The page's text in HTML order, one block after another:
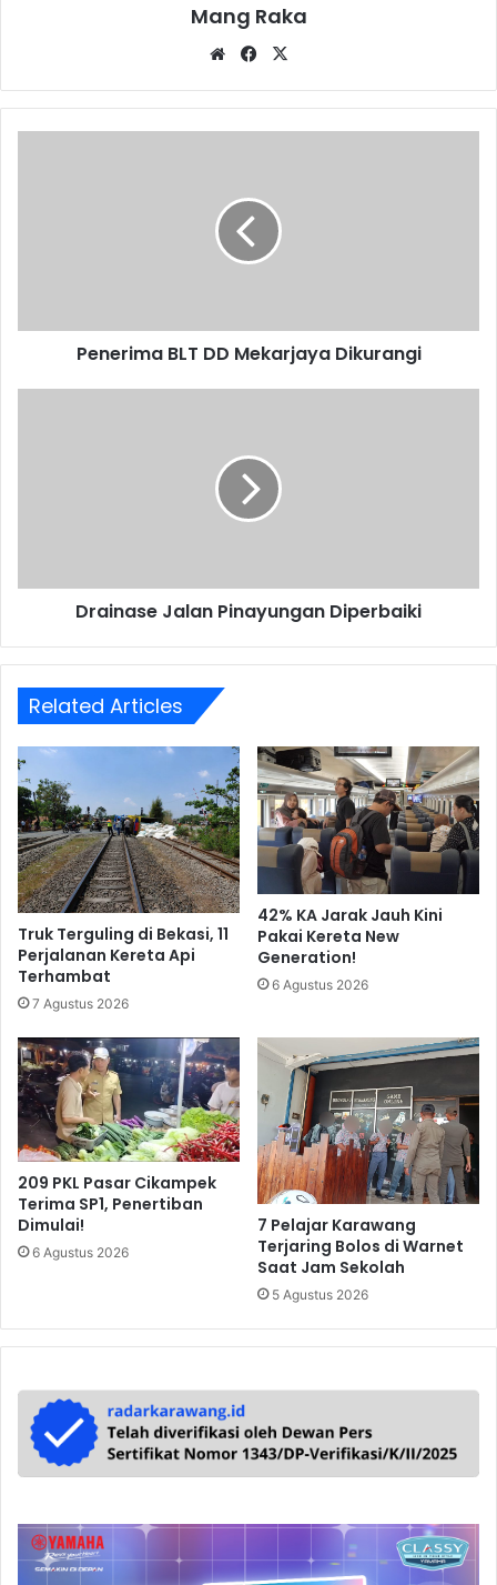
Mang Raka
WebsiteFacebook
Penerima BLT DD Mekarjaya Dikurangi
Drainase Jalan Pinayungan Diperbaiki
Related Articles
Truk Terguling di Bekasi, 11
Perjalanan Kereta Api
Terhambat
7 Agustus 2026
42% KA Jarak Jauh Kini
Pakai Kereta New
Generation!
6 Agustus 2026
209 PKL Pasar Cikampek
Terima SP1, Penertiban
Dimulai!
6 Agustus 2026
7 Pelajar Karawang
Terjaring Bolos di Warnet
Saat Jam Sekolah
5 Agustus 2026